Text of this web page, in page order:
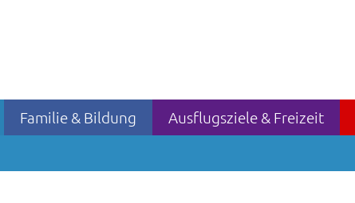
Familie & Bildung Ausflugsziele & Freizeit